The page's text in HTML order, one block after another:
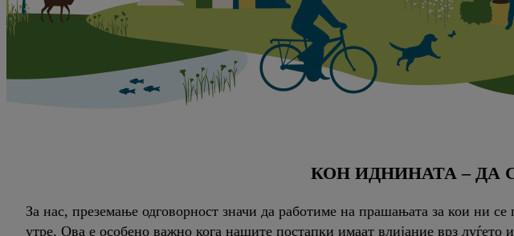
КОН ИДНИНАТА – ДА
За нас, преземање одговорност значи да работиме на прашањата за кои ни се
утре. Ова е особено важно кога нашите постапки имаат влијание врз луѓето